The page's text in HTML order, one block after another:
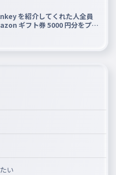
を紹介してくれた人全員
ギフト券 5000 円分をプレ
ン!!
い